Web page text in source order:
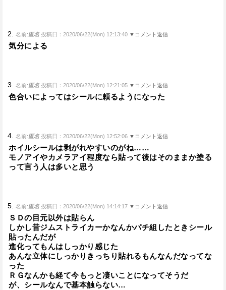
2. 名前:匿名 投稿日：2020/06/22(Mon) 12:13:40 ▼コメント返信
気分による
3. 名前:匿名 投稿日：2020/06/22(Mon) 12:21:05 ▼コメント返信
色合いによってはシールに頼るようになった
4. 名前:匿名 投稿日：2020/06/22(Mon) 12:52:06 ▼コメント返信
ホイルシールは剥がれやすいのがね……
モノアイやカメラアイ程度なら貼って後はそのままか塗る
って言う人は多いと思う
5. 名前:匿名 投稿日：2020/06/22(Mon) 14:14:17 ▼コメント返信
ＳＤの目元以外は貼らん
しかし昔ジムストライカーかなんかパチ組したときシール
貼ったんだが
進化ってもんはしっかり感じた
あんな立体にしっかりきっちり貼れるもんなんだなってな
った
ＲＧなんかも経て今もっと凄いことになってそうだ
が、シールなんで基本触らない…